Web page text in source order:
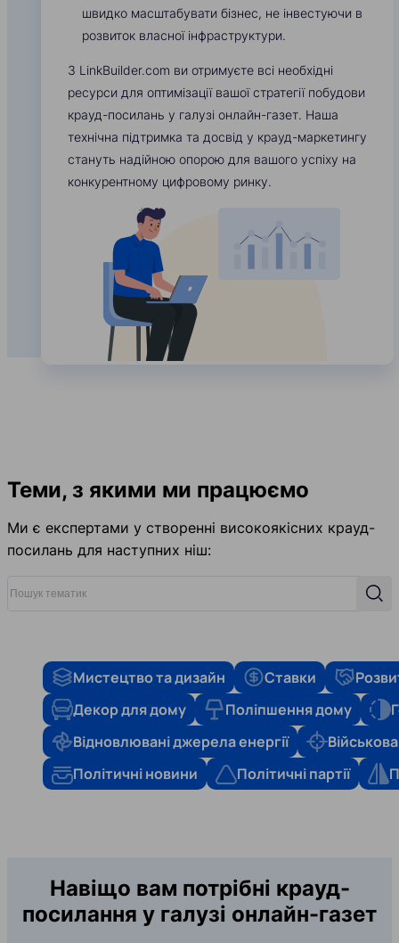
швидко масштабувати бізнес, не інвестуючи в
розвиток власної інфраструктури.
З LinkBuilder.com ви отримуєте всі необхідні
ресурси для оптимізації вашої стратегії побудови
крауд-посилань у галузі онлайн-газет. Наша
технічна підтримка та досвід у крауд-маркетингу
стануть надійною опорою для вашого успіху на
конкурентному цифровому ринку.
Теми, з якими ми працюємо
Ми є експертами у створенні високоякісних крауд-
посилань для наступних ніш:
Мистецтво та дизайн Ставки
Декор для дому
Поліпшення дому
Відновлювані джерела енергії
Політичні новини
Політичні партії
Навіщо вам потрібні крауд-
посилання у галузі онлайн-газет